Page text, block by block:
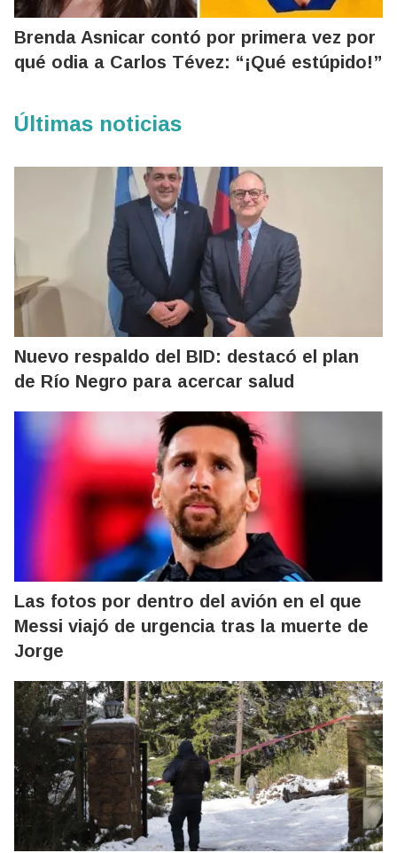
Brenda Asnicar contó por primera vez por
qué odia a Carlos Tévez: “¡Qué estúpido!”
Últimas noticias
Nuevo respaldo del BID: destacó el plan
de Río Negro para acercar salud
Las fotos por dentro del avión en el que
Messi viajó de urgencia tras la muerte de
Jorge